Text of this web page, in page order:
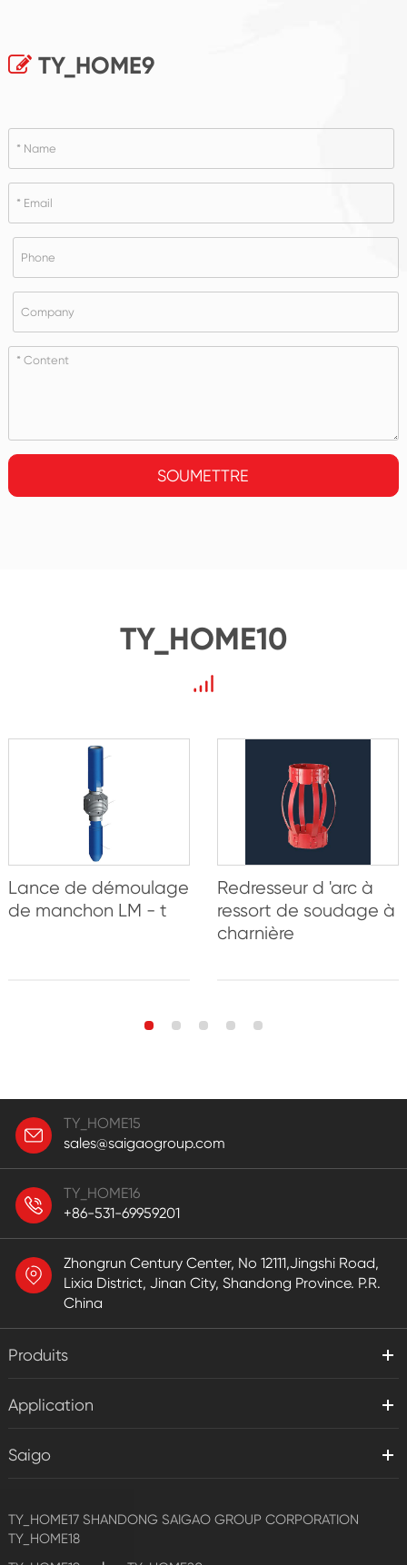
TY_HOME9
SOUMETTRE
TY_HOME10
Lance de démoulage
de manchon LM - t
Redresseur d 'arc à
ressort de soudage à
charnière
TY_HOME15
sales@saigaogroup.com
TY_HOME16
+86-531-69959201
Zhongrun Century Center, No 12111,Jingshi Road,
Lixia District, Jinan City, Shandong Province. P.R.
China
Produits
Application
Saigo
TY_HOME17 SHANDONG SAIGAO GROUP CORPORATION
TY_HOME18